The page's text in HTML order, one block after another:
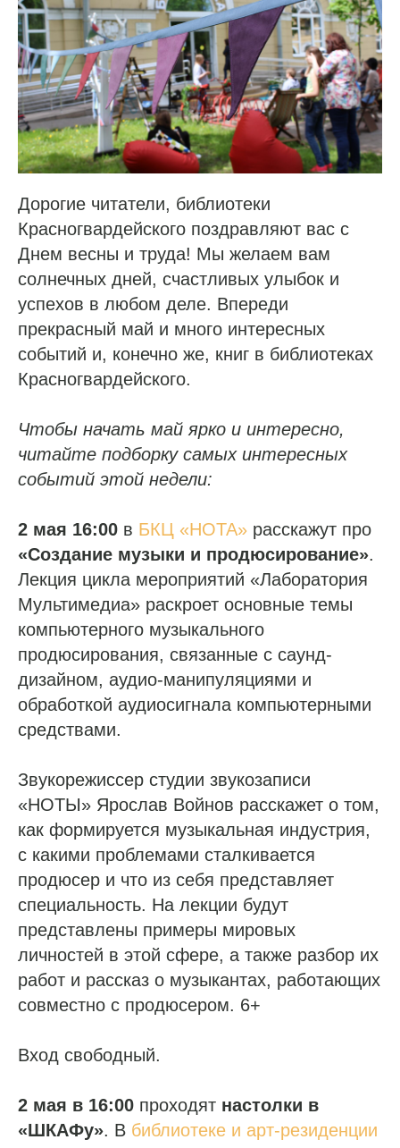
Дорогие читатели, библиотеки
Красногвардейского поздравляют вас с
Днем весны и труда! Мы желаем вам
солнечных дней, счастливых улыбок и
успехов в любом деле. Впереди
прекрасный май и много интересных
событий и, конечно же, книг в библиотеках
Красногвардейского.
Чтобы начать май ярко и интересно,
читайте подборку самых интересных
событий этой недели:
2 мая 16:00 в БКЦ «НОТА» расскажут про
«Создание музыки и продюсирование».
Лекция цикла мероприятий «Лаборатория
Мультимедиа» раскроет основные темы
компьютерного музыкального
продюсирования, связанные с саунд-
дизайном, аудио-манипуляциями и
обработкой аудиосигнала компьютерными
средствами.
Звукорежиссер студии звукозаписи
«НОТЫ» Ярослав Войнов расскажет о том,
как формируется музыкальная индустрия,
с какими проблемами сталкивается
продюсер и что из себя представляет
специальность. На лекции будут
представлены примеры мировых
личностей в этой сфере, а также разбор их
работ и рассказ о музыкантах, работающих
совместно с продюсером. 6+
Вход свободный.
2 мая в 16:00 проходят настолки в
«ШКАФу». В библиотеке и арт-резиденции